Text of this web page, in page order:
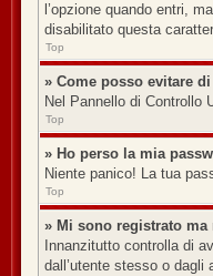
l’opzione quando entri,
disabilitato questa
Top
» Come posso evitare
Nel Pannello di Controllo
Top
» Ho perso la mia
Niente panico! La tua
Top
» Mi sono registrato
Innanzitutto controlla di
dall’utente stesso o